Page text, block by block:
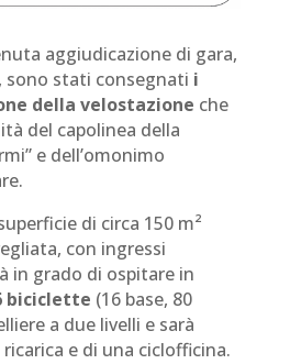
aggiudicazione di gara,
sono stati consegnati i
della velostazione che
del capolinea della
e dell’omonimo
di circa 150 m²
con ingressi
in grado di ospitare in
biciclette (16 base, 80
a due livelli e sarà
e di una ciclofficina.